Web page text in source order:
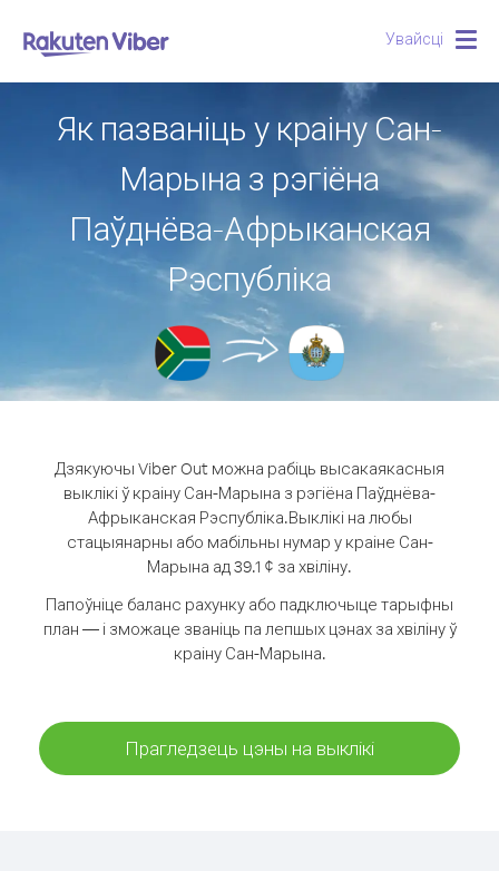
Увайсці
Як пазваніць у краіну Сан-
Марына з рэгіёна
Паўднёва-Афрыканская
Рэспубліка
Дзякуючы Viber Out можна рабіць высакаякасныя
выклікі ў краіну Сан-Марына з рэгіёна Паўднёва-
Афрыканская Рэспубліка.Выклікі на любы
стацыянарны або мабільны нумар у краіне Сан-
Марына ад 39.1 ¢ за хвіліну.
Папоўніце баланс рахунку або падключыце тарыфны
план — і зможаце званіць па лепшых цэнах за хвіліну ў
краіну Сан-Марына.
Прагледзець цэны на выклікі